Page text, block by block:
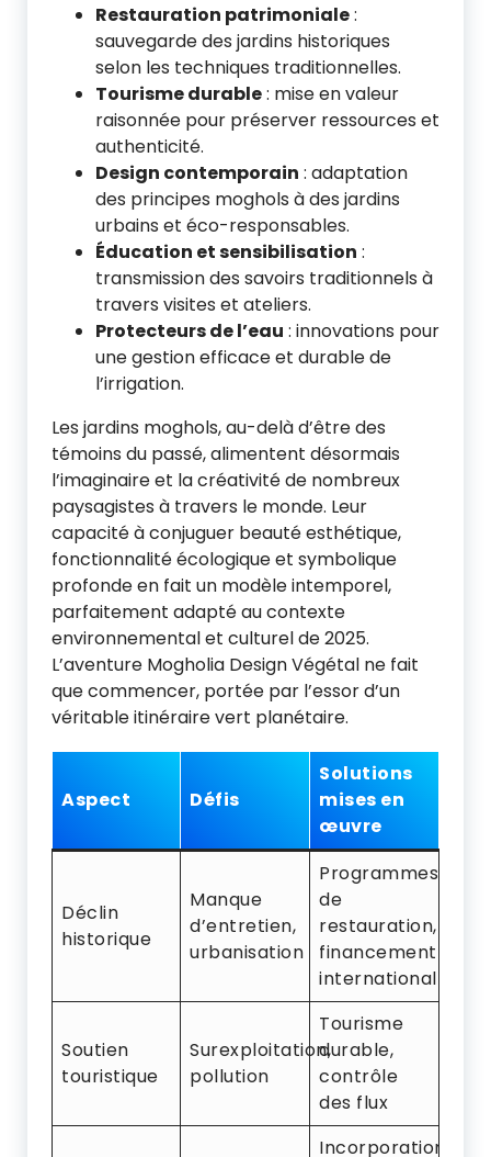
Restauration patrimoniale:
sauvegarde des jardins historiques
selon les techniques traditionnelles.
Tourisme durable: mise en valeur
raisonnée pour préserver ressources et
authenticité.
Design contemporain : adaptation
des principes moghols à des jardins
urbains et éco-responsables.
Éducation et sensibilisation :
transmission des savoirs traditionnels à
travers visites et ateliers.
Protecteurs de l’eau : innovations pour
une gestion efficace et durable de
l’irrigation.
Les jardins moghols, au-delà d’être des
témoins du passé, alimentent désormais
l’imaginaire et la créativité de nombreux
paysagistes à travers le monde. Leur
capacité à conjuguer beauté esthétique,
fonctionnalité écologique et symbolique
profonde en fait un modèle intemporel,
parfaitement adapté au contexte
environnemental et culturel de 2025.
L’aventure Mogholia Design Végétal ne fait
que commencer, portée par l’essor d’un
véritable itinéraire vert planétaire.
Aspect Défis
Solutions
mises en
œuvre
Déclin
historique
Manque
d’entretien,
urbanisation
Programmes
de
restauration,
financement
international
Soutien
touristique
Surexploitation,
pollution
Tourisme
durable,
contrôle
des flux
Incorporation